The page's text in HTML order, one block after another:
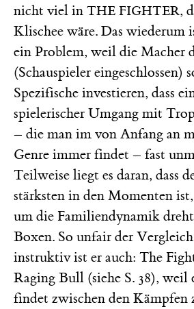
nicht viel in THE FIGHTER,
Klischee wäre. Das wiederum
ein Problem, weil die Macher
(Schauspieler eingeschlossen)
Spezifische investieren, dass
spielerischer Umgang mit
– die man im von Anfang an
Genre immer findet – fast
Teilweise liegt es daran, dass
stärksten in den Momenten
um die Familiendynamik
Boxen. So unfair der
instruktiv ist er auch: The
Raging Bull (siehe S. 38), weil
findet zwischen den Kämpfen